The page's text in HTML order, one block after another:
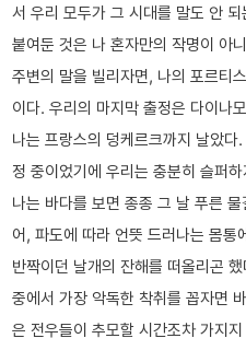
서 우리 모두가 그 시대를 말도 안
붙여둔 것은 나 혼자만의 작명이 아
주변의 말을 빌리자면, 나의 포르티
이다. 우리의 마지막 출정은 다이나
나는 프랑스의 덩케르크까지 날았
정 중이었기에 우리는 충분히 슬퍼
나는 바다를 보면 종종 그 날 푸른
어, 파도에 따라 언뜻 드러나는 몸통
반짝이던 날개의 잔해를 떠올리곤
중에서 가장 악독한 착취를 꼽자면
은 전우들이 추모할 시간조차 가지